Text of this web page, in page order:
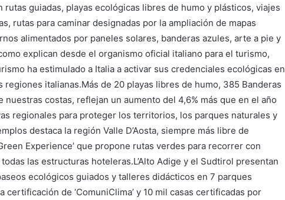
guiadas, playas ecológicas libres de humo y plásticos, viajes
rutas para caminar designadas por la ampliación de mapas
alimentados por paneles solares, banderas azules, arte a pie y
explican desde el organismo oficial italiano para el turismo,
ha estimulado a Italia a activar sus credenciales ecológicas en
regiones italianas.Más de 20 playas libres de humo, 385 Banderas
costas, reflejan un aumento del 4,6% más que en el año
regionales para proteger los territorios, los parques naturales y
destaca la región Valle D’Aosta, siempre más libre de
Experience’ que propone rutas verdes para recorrer con
las estructuras hoteleras.L’Alto Adige y el Sudtirol presentan
ecológicos guiados y talleres didácticos en 7 parques
certificación de ‘ComuniClima’ y 10 mil casas certificadas por